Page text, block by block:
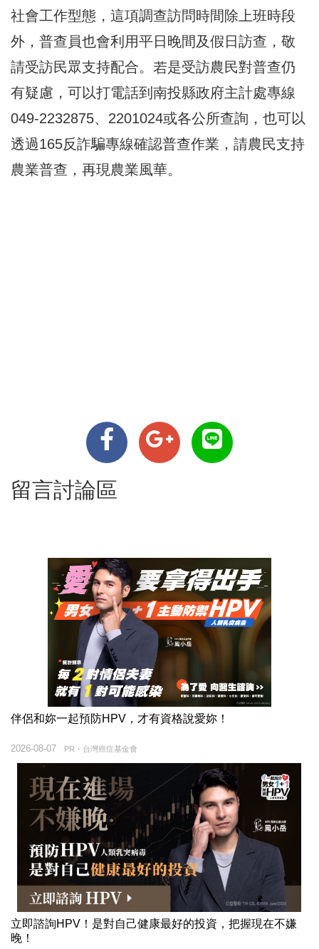
社會工作型態，這項調查訪問時間除上班時段
外，普查員也會利用平日晚間及假日訪查，敬
請受訪民眾支持配合。若是受訪農民對普查仍
有疑慮，可以打電話到南投縣政府主計處專線
049-2232875、2201024或各公所查詢，也可以
透過165反詐騙專線確認普查作業，請農民支持
農業普查，再現農業風華。
留言討論區
伴侶和妳一起預防HPV，才有資格說愛妳！
PR・台灣癌症基金會
2026-08-07
立即諮詢HPV！是對自己健康最好的投資，把握現在不嫌
晚！